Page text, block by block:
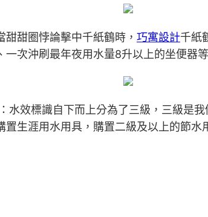
甜圈悖論擊中千紙鶴時， 巧寓設計千紙
次沖刷最年夜用水量8升以上的坐便器
水效標識自下而上分為了三級，三級是
生涯用水用具，購置二級及以上的節水